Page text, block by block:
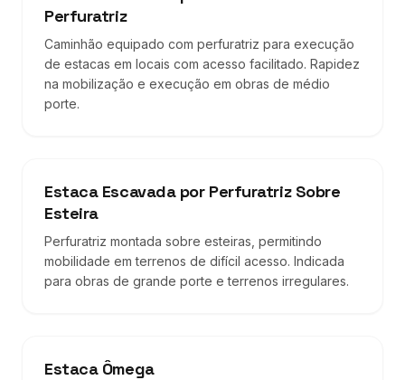
Perfuratriz
Caminhão equipado com perfuratriz para execução
de estacas em locais com acesso facilitado. Rapidez
na mobilização e execução em obras de médio
porte.
Estaca Escavada por Perfuratriz Sobre
Esteira
Perfuratriz montada sobre esteiras, permitindo
mobilidade em terrenos de difícil acesso. Indicada
para obras de grande porte e terrenos irregulares.
Estaca Ômega